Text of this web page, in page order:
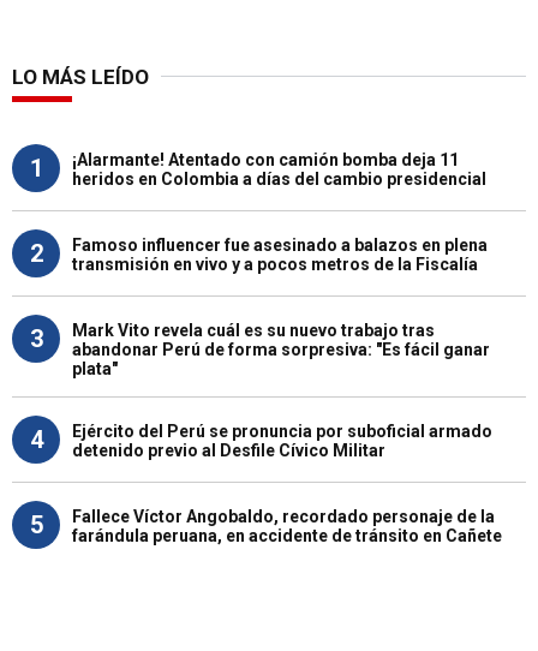
LO MÁS LEÍDO
1
¡Alarmante! Atentado con camión bomba deja 11
heridos en Colombia a días del cambio presidencial
2
Famoso influencer fue asesinado a balazos en plena
transmisión en vivo y a pocos metros de la Fiscalía
3
Mark Vito revela cuál es su nuevo trabajo tras
abandonar Perú de forma sorpresiva: "Es fácil ganar
plata"
4
Ejército del Perú se pronuncia por suboficial armado
detenido previo al Desfile Cívico Militar
5
Fallece Víctor Angobaldo, recordado personaje de la
farándula peruana, en accidente de tránsito en Cañete